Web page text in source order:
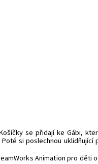
se přidají ke Gábi,
si poslechnou uklidňující
Animation pro děti